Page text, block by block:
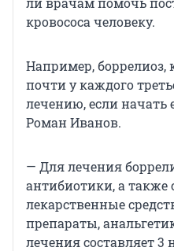
кровососа человеку.
Например, боррелиоз,
почти у каждого
лечению, если начать
Роман Иванов.
— Для лечения
антибиотики, а
лекарственные
препараты,
лечения составляет 3